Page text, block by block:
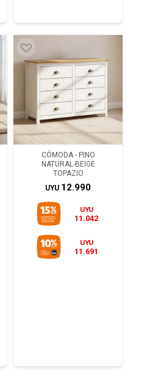
CÓMODA - PINO
NATURAL-BEIGE
TOPAZIO
UYU 12.990
UYU
11.042
UYU
11.691